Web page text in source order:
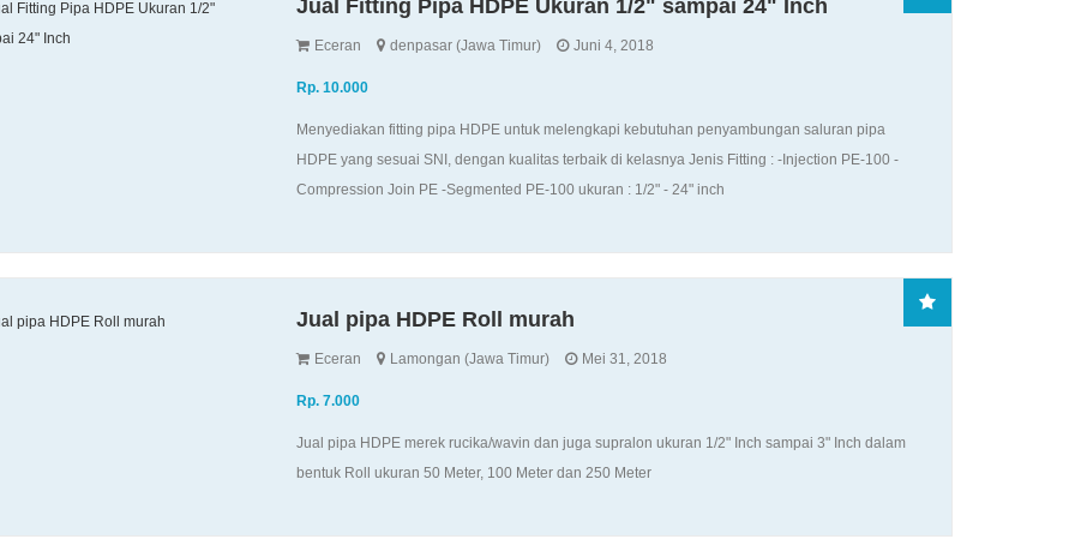
Jual Fitting Pipa HDPE Ukuran 1/2" sampai 24" Inch
Eceran denpasar (Jawa Timur) Juni 4, 2018
Rp. 10.000
Menyediakan fitting pipa HDPE untuk melengkapi kebutuhan penyambungan saluran pipa
HDPE yang sesuai SNI, dengan kualitas terbaik di kelasnya Jenis Fitting : -Injection PE-100 -
Compression Join PE -Segmented PE-100 ukuran : 1/2" - 24" inch
Jual pipa HDPE Roll murah
Eceran Lamongan (Jawa Timur) Mei 31, 2018
Rp. 7.000
Jual pipa HDPE merek rucika/wavin dan juga supralon ukuran 1/2" Inch sampai 3" Inch dalam
bentuk Roll ukuran 50 Meter, 100 Meter dan 250 Meter